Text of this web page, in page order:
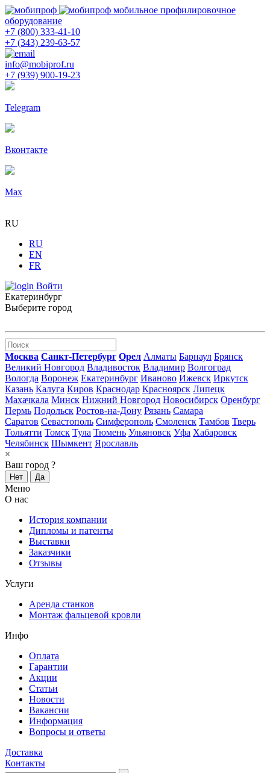
мобильное профилировочное
оборудование
+7 (800) 333-41-10
+7 (343) 239-63-57
info@mobiprof.ru
+7 (939) 900-19-23
Telegram
Вконтакте
Max
RU
RU
EN
FR
Войти
Екатеринбург
Выберите город
Москва Санкт-Петербург Орел Алматы Барнаул Брянск
Великий Новгород Владивосток Владимир Волгоград
Вологда Воронеж Екатеринбург Иваново Ижевск Иркутск
Казань Калуга Киров Краснодар Красноярск Липецк
Махачкала Минск Нижний Новгород Новосибирск Оренбург
Пермь Подольск Ростов-на-Дону Рязань Самара
Саратов Севастополь Симферополь Смоленск Тамбов Тверь
Тольятти Томск Тула Тюмень Ульяновск Уфа Хабаровск
Челябинск Шымкент Ярославль
×
Ваш город ?
Нет Да
Меню
О нас
История компании
Дипломы и патенты
Выставки
Заказчики
Отзывы
Услуги
Аренда станков
Монтаж фальцевой кровли
Инфо
Оплата
Гарантии
Акции
Статьи
Новости
Вакансии
Информация
Вопросы и ответы
Доставка
Контакты